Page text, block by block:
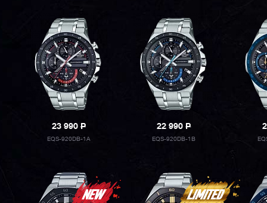
23 990P
EQS-920DB-1A
22 990P
EQS-920DB-1B